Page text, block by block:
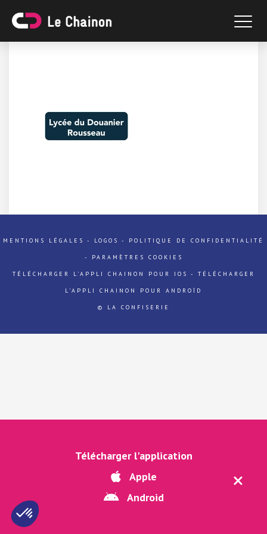
Télécharger l'application
Apple
Android
MENTIONS LÉGALES - LOGOS - POLITIQUE DE CONFIDENTIALITÉ
- PARAMÈTRES COOKIES
TÉLÉCHARGER L'APPLI CHAINON POUR IOS - TÉLÉCHARGER
L'APPLI CHAINON POUR ANDROÏD
© LA CONFISERIE